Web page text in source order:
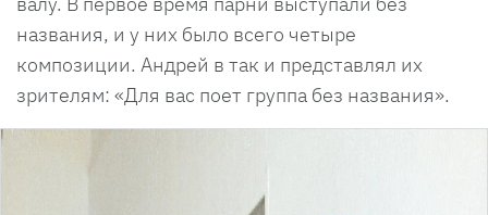
названия, и у них было всего четыре
композиции. Андрей в так и представлял их
зрителям: «Для вас поет группа без названия».